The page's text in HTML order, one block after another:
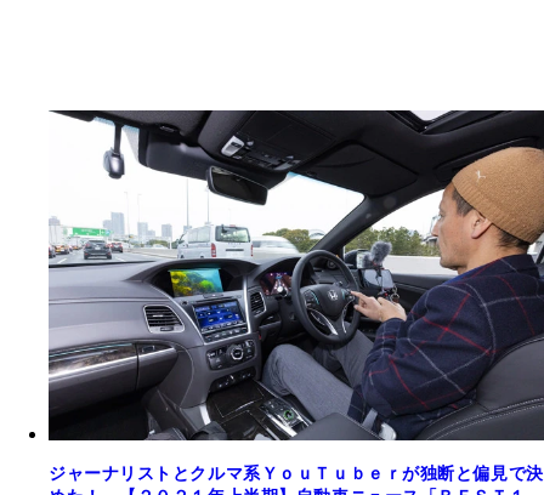
ジャーナリストとクルマ系ＹｏｕＴｕｂｅｒが独断と偏見で決